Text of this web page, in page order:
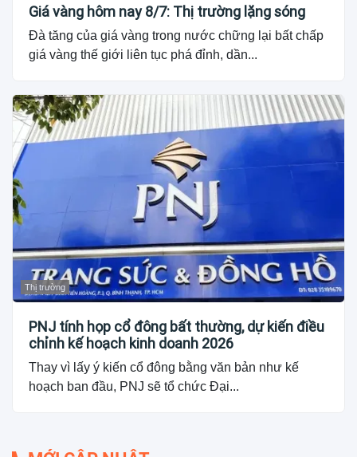
Giá vàng hôm nay 8/7: Thị trường lặng sóng
Đà tăng của giá vàng trong nước chững lại bất chấp
giá vàng thế giới liên tục phá đỉnh, dần...
Thị trường
PNJ tính họp cổ đông bất thường, dự kiến điều
chỉnh kế hoạch kinh doanh 2026
Thay vì lấy ý kiến cổ đông bằng văn bản như kế
hoạch ban đầu, PNJ sẽ tổ chức Đại...